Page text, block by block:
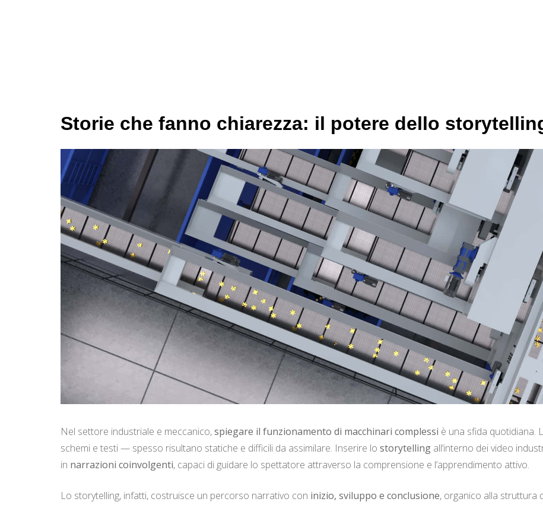
Storie che fanno chiarezza: il potere dello
Nel settore industriale e meccanico,spiegare il funzionamento di macchinari complessi è una sfida quotidiana.
schemi e testi — spesso risultano statiche e difficili da assimilare. Inserire lo storytelling all’interno dei video
in narrazioni coinvolgenti, capaci di guidare lo spettatore attraverso la comprensione e l’apprendimento attivo.
Lo storytelling, infatti, costruisce un percorso narrativo con inizio, sviluppo e conclusione, organico alla struttura